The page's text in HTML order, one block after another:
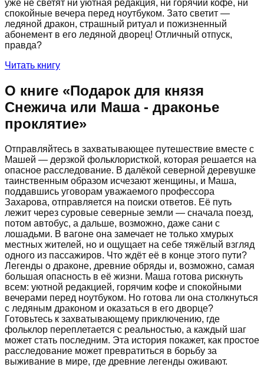
уже не светят ни уютная редакция, ни горячий кофе, ни
спокойные вечера перед ноутбуком. Зато светит —
ледяной дракон, страшный ритуал и пожизненный
абонемент в его ледяной дворец! Отличный отпуск,
правда?
Читать книгу
О книге «Подарок для князя
Снежича или Маша - драконье
проклятие»
Отправляйтесь в захватывающее путешествие вместе с
Машей — дерзкой фольклористкой, которая решается на
опасное расследование. В далёкой северной деревушке
таинственным образом исчезают женщины, и Маша,
поддавшись уговорам уважаемого профессора
Захарова, отправляется на поиски ответов. Её путь
лежит через суровые северные земли — сначала поезд,
потом автобус, а дальше, возможно, даже сани с
лошадьми. В вагоне она замечает не только хмурых
местных жителей, но и ощущает на себе тяжёлый взгляд
одного из пассажиров. Что ждёт её в конце этого пути?
Легенды о драконе, древние обряды и, возможно, самая
большая опасность в её жизни. Маша готова рискнуть
всем: уютной редакцией, горячим кофе и спокойными
вечерами перед ноутбуком. Но готова ли она столкнуться
с ледяным драконом и оказаться в его дворце?
Готовьтесь к захватывающему приключению, где
фольклор переплетается с реальностью, а каждый шаг
может стать последним. Эта история покажет, как простое
расследование может превратиться в борьбу за
выживание в мире, где древние легенды оживают.